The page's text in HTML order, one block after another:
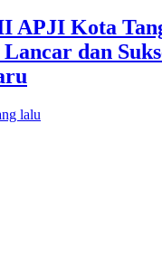
APJI Kota
dan
lalu